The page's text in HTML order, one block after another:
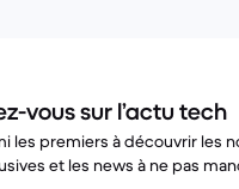
vous sur l’actu tech
les premiers à découvrir les
et les news à ne pas